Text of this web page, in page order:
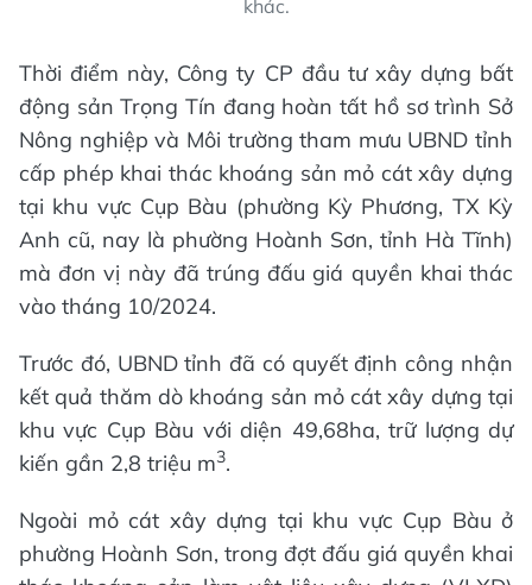
khác.
Thời điểm này, Công ty CP đầu tư xây dựng bất
động sản Trọng Tín đang hoàn tất hồ sơ trình Sở
Nông nghiệp và Môi trường tham mưu UBND tỉnh
cấp phép khai thác khoáng sản mỏ cát xây dựng
tại khu vực Cụp Bàu (phường Kỳ Phương, TX Kỳ
Anh cũ, nay là phường Hoành Sơn, tỉnh Hà Tĩnh)
mà đơn vị này đã trúng đấu giá quyền khai thác
vào tháng 10/2024.
Trước đó, UBND tỉnh đã có quyết định công nhận
kết quả thăm dò khoáng sản mỏ cát xây dựng tại
khu vực Cụp Bàu với diện 49,68ha, trữ lượng dự
kiến gần 2,8 triệu m3.
Ngoài mỏ cát xây dựng tại khu vực Cụp Bàu ở
phường Hoành Sơn, trong đợt đấu giá quyền khai